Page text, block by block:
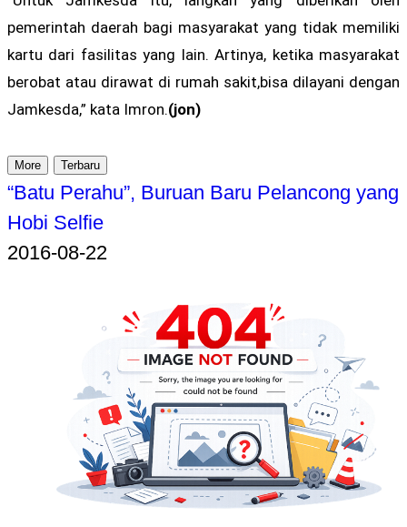
pemerintah daerah bagi masyarakat yang tidak memiliki
kartu dari fasilitas yang lain. Artinya, ketika masyarakat
berobat atau dirawat di rumah sakit,bisa dilayani dengan
Jamkesda,” kata Imron.(jon)
More Terbaru
“Batu Perahu”, Buruan Baru Pelancong yang
Hobi Selfie
2016-08-22